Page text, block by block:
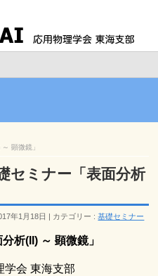
顕微鏡」
セミナー「表面分析
年1月18日 カテゴリー :基礎セミナー
析(II) ～ 顕微鏡」
学会 東海支部